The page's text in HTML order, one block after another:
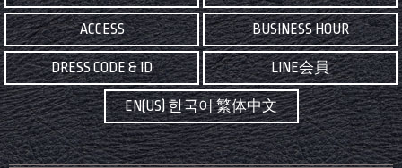
ACCESS BUSINESS HOUR
DRESS CODE & ID LINE会員
EN(US) 한국어 繁体中文